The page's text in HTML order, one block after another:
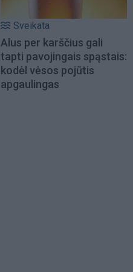
Sveikata
Alus per karščius gali
tapti pavojingais spąstais:
kodėl vėsos pojūtis
apgaulingas